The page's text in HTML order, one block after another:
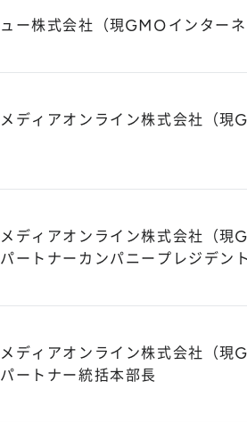
ー株式会社（現GMOインター
ディアオンライン株式会社（
ディアオンライン株式会社（
ートナーカンパニープレジデント
ディアオンライン株式会社（
ートナー統括本部長